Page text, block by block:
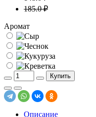
185.0 ₽
Аромат
Купить
Описание